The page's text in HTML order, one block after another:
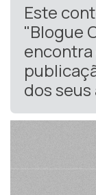
Este
"Blogue
dos